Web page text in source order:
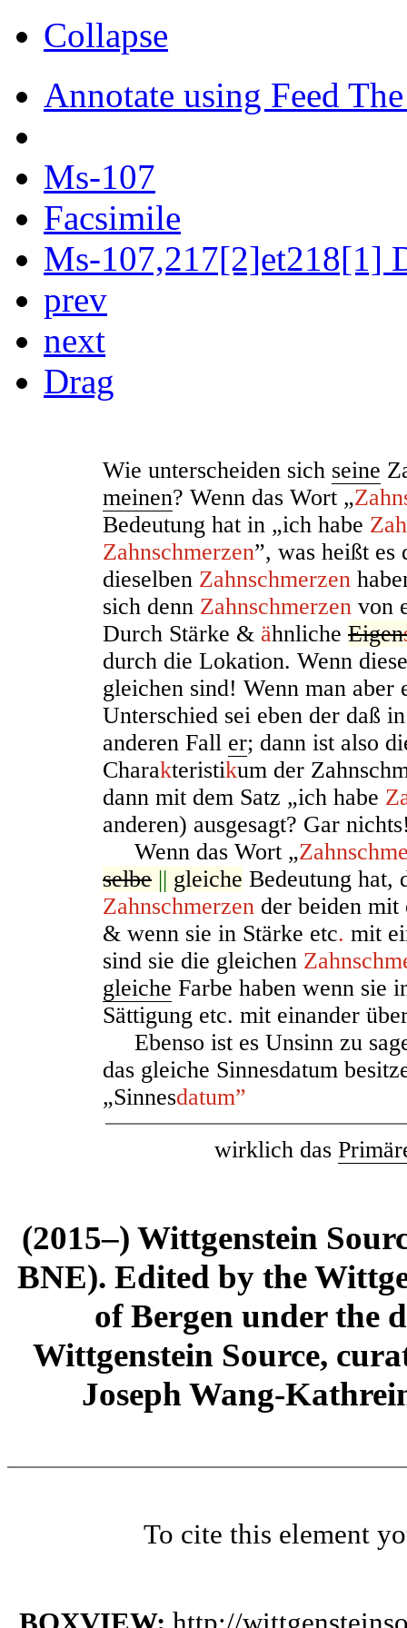
Collapse
Annotate using Feed
Ms-107
Facsimile
Ms-107,217[2]et218[1]
prev
next
Drag
Wie unterscheiden sich seine
meinen? Wenn das Wort „
Bedeutung hat in „ich habe
Zahnschmerzen”, was heißt es
dieselben Zahnschmerzen
sich denn Zahnschmerzen von
Durch Stärke & ähnliche Eigen
durch die Lokation. Wenn
gleichen sind! Wenn man aber
Unterschied sei eben der daß
anderen Fall er; dann ist also
Charakteristikum der
dann mit dem Satz „ich habe
anderen) ausgesagt? Gar
Wenn das Wort „
selbe || gleiche Bedeutung hat,
Zahnschmerzen der beiden mit
& wenn sie in Stärke etc. mit
sind sie die gleichen
gleiche Farbe haben wenn sie
Sättigung etc. mit einander
Ebenso ist es Unsinn zu
das gleiche Sinnesdatum
„Sinnesdatum”
wirklich das
(2015–) Wittgenstein
BNE). Edited by the
of Bergen under the
Wittgenstein Source,
Joseph Wang-
To cite this element